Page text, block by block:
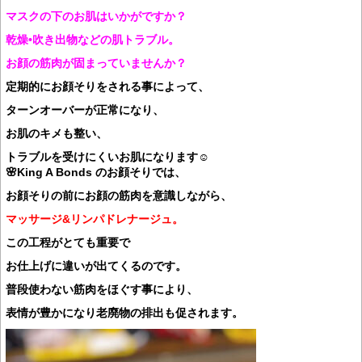
マスクの下のお肌はいかがですか？
乾燥•吹き出物などの肌トラブル。
お顔の筋肉が固まっていませんか？
定期的にお顔そりをされる事によって、
ターンオーバーが正常になり、
お肌のキメも整い、
トラブルを受けにくいお肌になります☺️
🌸King A Bonds のお顔そりでは、
お顔そりの前にお顔の筋肉を意識しながら、
マッサージ&リンパドレナージュ。
この工程がとても重要で
お仕上げに違いが出てくるのです。
普段使わない筋肉をほぐす事により、
表情が豊かになり老廃物の排出も促されます。